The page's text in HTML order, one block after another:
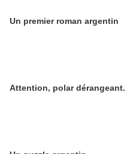
Un premier roman argentin
Attention, polar dérangeant.